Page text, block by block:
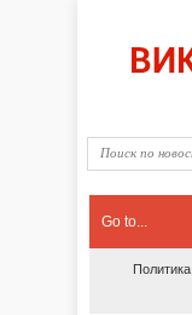
Go to...
Политика